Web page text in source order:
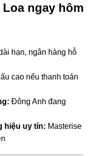
ngay hôm
hạn, ngân hàng hỗ
cao nếu thanh toán
Đông Anh đang
hiệu uy tín: Masterise